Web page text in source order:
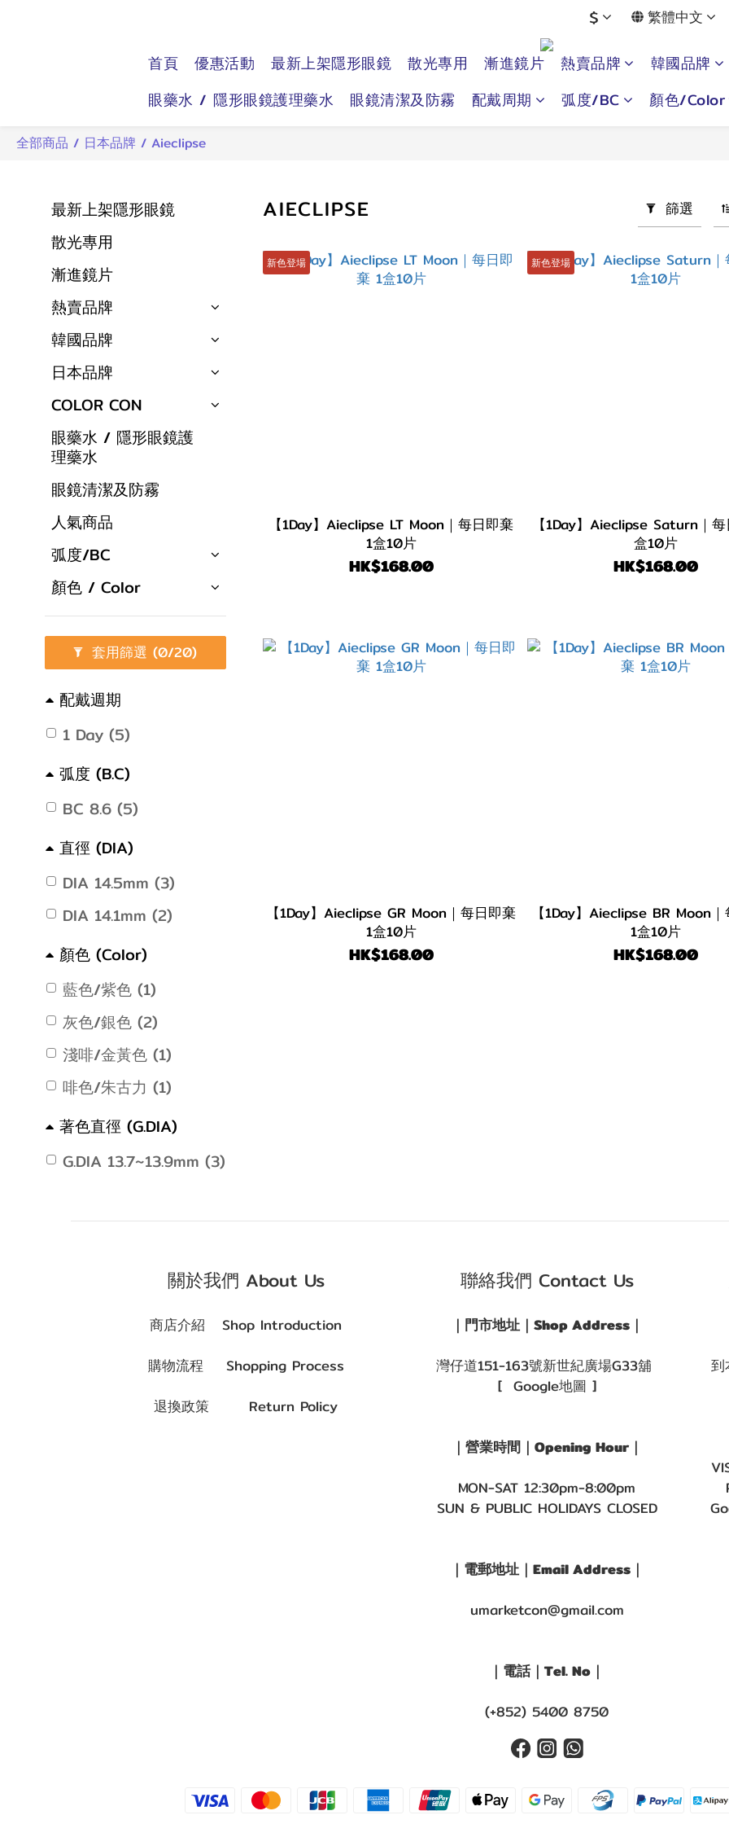
$ 繁體中文
首頁 優惠活動 最新上架隱形眼鏡 散光專用 漸進鏡片 熱賣品牌 韓國品牌
眼藥水 / 隱形眼鏡護理藥水
眼鏡清潔及防霧 配戴周期 弧度/BC 顏色/Color
全部商品 / 日本品牌 / Aieclipse
最新上架隱形眼鏡
散光專用
漸進鏡片
熱賣品牌
韓國品牌
日本品牌
COLOR CON
眼藥水 / 隱形眼鏡護
理藥水
眼鏡清潔及防霧
人氣商品
弧度/BC
顏色 / Color
套用篩選(0/20)
配戴週期
1 Day (5)
弧度 (B.C)
BC 8.6 (5)
直徑 (DIA)
DIA 14.5mm (3)
DIA 14.1mm (2)
顏色 (Color)
藍色/紫色 (1)
灰色/銀色 (2)
淺啡/金黃色 (1)
啡色/朱古力 (1)
著色直徑 (G.DIA)
G.DIA 13.7~13.9mm (3)
(2)
AIECLIPSE 篩選
新色登場
【1Day】Aieclipse LT Moon｜每日即棄
1盒10片
HK$168.00
新色登場
【1Day】Aieclipse Saturn｜
盒10片
HK$168.00
【1Day】Aieclipse GR Moon｜每日即棄
1盒10片
HK$168.00
【1Day】Aieclipse BR Moon
1盒10片
HK$168.00
關於我們 About Us
商店介紹 Shop Introduction
購物流程 Shopping Process
退換政策 Return Policy
聯絡我們 Contact Us
｜門市地址｜Shop Address｜
灣仔道151-163號新世紀廣場G33舖
[ Google地圖 ]
｜營業時間｜Opening Hour｜
MON-SAT 12:30pm-8:00pm
SUN & PUBLIC HOLIDAYS CLOSED
｜電郵地址｜Email Address｜
umarketcon@gmail.com
｜電話｜Tel. No｜
(+852) 5400 8750